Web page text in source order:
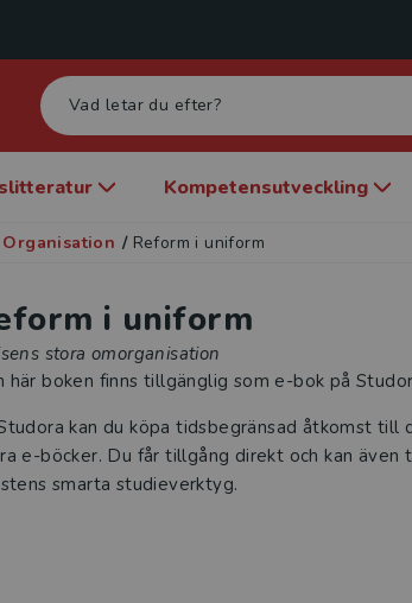
Kompetensutveckling
Organisation / Reform i uniform
i uniform
stora omorganisation
här boken finns tillgänglig som e-bok på
kan du köpa tidsbegränsad åtkomst till
e-böcker. Du får tillgång direkt och kan även
smarta studieverktyg.